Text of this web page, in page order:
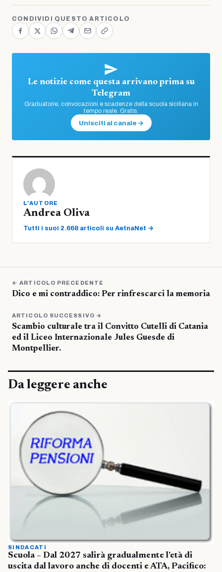
CONDIVIDI QUESTO ARTICOLO
Le notizie come questa arrivano prima su
Telegram
Graduatorie, convocazioni e scadenze della scuola siciliana in
tempo reale. Gratis.
Unisciti al canale →
L'AUTORE
Andrea Oliva
Tutti i suoi 2.668 articoli su AetnaNet →
← ARTICOLO PRECEDENTE
Dico e mi contraddico: Per rinfrescarci la memoria
ARTICOLO SUCCESSIVO →
Scambio culturale tra il Convitto Cutelli di Catania
ed il Liceo Internazionale Jules Guesde di
Montpellier.
Da leggere anche
SINDACATI
Scuola – Dal 2027 salirà gradualmente l’età di
uscita dal lavoro anche di docenti e ATA, Pacifico: